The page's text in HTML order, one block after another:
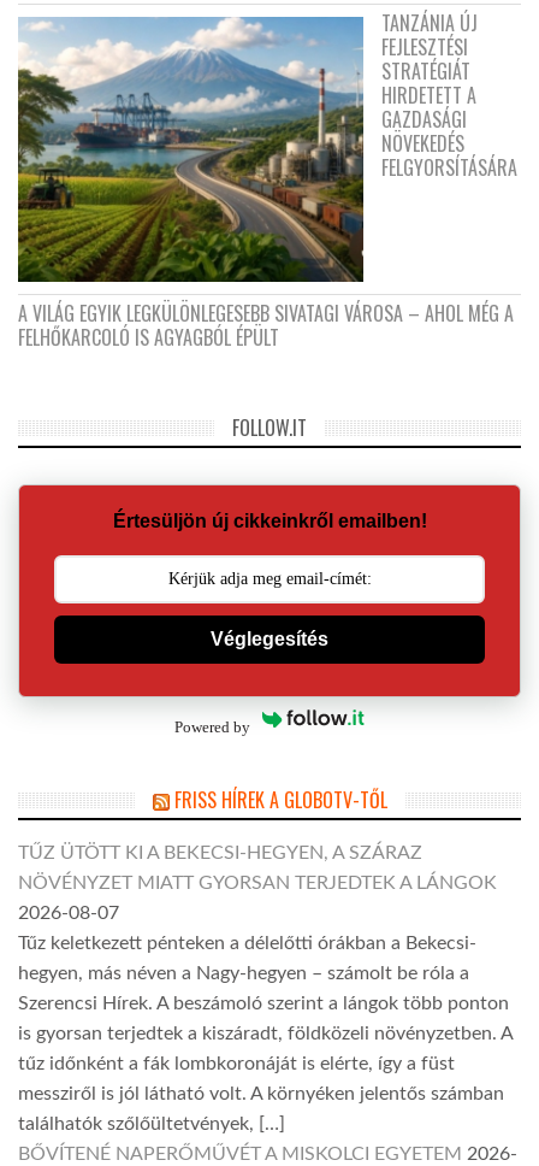
TANZÁNIA ÚJ
FEJLESZTÉSI
STRATÉGIÁT
HIRDETETT A
GAZDASÁGI
NÖVEKEDÉS
FELGYORSÍTÁSÁRA
A VILÁG EGYIK LEGKÜLÖNLEGESEBB SIVATAGI VÁROSA – AHOL MÉG A
FELHŐKARCOLÓ IS AGYAGBÓL ÉPÜLT
FOLLOW.IT
Értesüljön új cikkeinkről emailben!
Véglegesítés
Powered by
FRISS HÍREK A GLOBOTV-TŐL
TŰZ ÜTÖTT KI A BEKECSI-HEGYEN, A SZÁRAZ
NÖVÉNYZET MIATT GYORSAN TERJEDTEK A LÁNGOK
2026-08-07
Tűz keletkezett pénteken a délelőtti órákban a Bekecsi-
hegyen, más néven a Nagy-hegyen – számolt be róla a
Szerencsi Hírek. A beszámoló szerint a lángok több ponton
is gyorsan terjedtek a kiszáradt, földközeli növényzetben. A
tűz időnként a fák lombkoronáját is elérte, így a füst
messziről is jól látható volt. A környéken jelentős számban
találhatók szőlőültetvények, […]
BŐVÍTENÉ NAPERŐMŰVÉT A MISKOLCI EGYETEM 2026-